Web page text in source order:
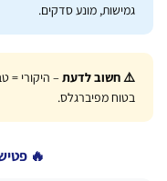
מונע סדקים.
חשוב לדעת– היקורי = טבעי.
מפיברגלס.
🔥 פטישים